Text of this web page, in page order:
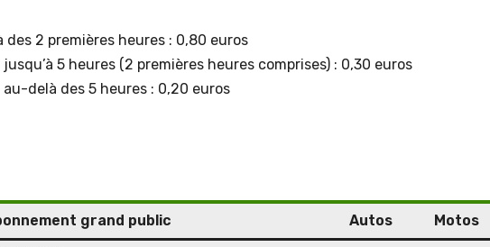
des 2 premières heures : 0,80 euros
5 heures (2 premières heures comprises) : 0,30 euros
delà des 5 heures : 0,20 euros
grand public Autos Motos